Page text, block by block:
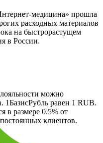
медицина» прошла
расходных материалов
на быстрорастущем
в России.
можно
1БазисРубль равен 1 RUB.
в размере 0.5% от
клиентов.